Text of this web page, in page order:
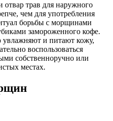
отвар трав для наружного
чем для употребления
борьбы с морщинами
замороженного кофе.
увлажняют и питают кожу,
воспользоваться
собственноручно или
местах.